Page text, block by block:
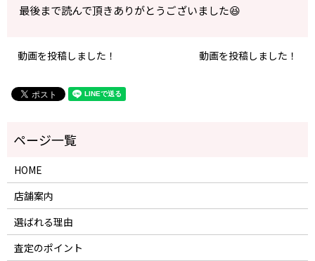
最後まで読んで頂きありがとうございました😆
動画を投稿しました！ 動画を投稿しました！
HOME
店舗案内
選ばれる理由
査定のポイント